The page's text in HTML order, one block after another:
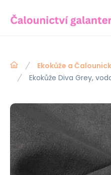
Ekokůže a
Ekokůže Diva Grey,